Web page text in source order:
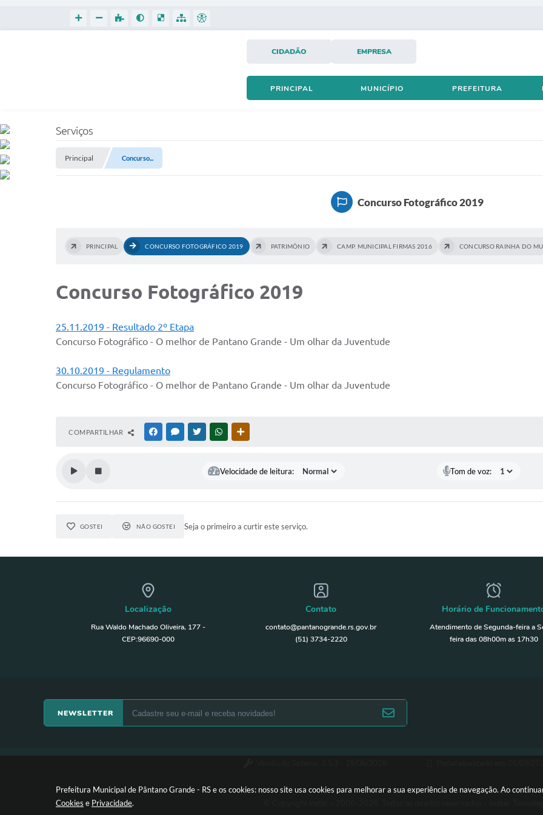
Prefeitura Municipal de Pântano Grande - RS e os cookies: nosso site usa cookies para melhorar a sua experiência de navegação. Ao
Cookies e Privacidade.
CIDADÃO EMPRESA
PRINCIPAL MUNICÍPIO PREFEITURA
Serviços
Principal Concurso...
Concurso Fotográfico 2019
PRINCIPAL CONCURSO FOTOGRÁFICO 2019 PATRIMÔNIO CAMP. MUNICIPAL FIRMAS 2016 CONCURSO RAINHA DO
Concurso Fotográfico 2019
25.11.2019 - Resultado 2º Etapa
Concurso Fotográfico - O melhor de Pantano Grande - Um olhar da Juventude
30.10.2019 - Regulamento
Concurso Fotográfico - O melhor de Pantano Grande - Um olhar da Juventude
COMPARTILHAR FACEBOOKMESSENGER
TWITTERWHATSAPP
Velocidade de leitura: Tom de voz:
GOSTEI NÃO GOSTEI Seja o primeiro a curtir este serviço.
Localização
Rua Waldo Machado Oliveira, 177 -
CEP:96690-000
Contato
contato@pantanogrande.rs.gov.br
(51) 3734-2220
Horário de
Atendimento de Segunda-feira a
feira das 08h00m as 17h30
NEWSLETTER